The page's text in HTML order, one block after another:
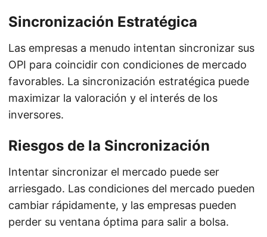
Sincronización Estratégica
Las empresas a menudo intentan sincronizar sus
OPI para coincidir con condiciones de mercado
favorables. La sincronización estratégica puede
maximizar la valoración y el interés de los
inversores.
Riesgos de la Sincronización
Intentar sincronizar el mercado puede ser
arriesgado. Las condiciones del mercado pueden
cambiar rápidamente, y las empresas pueden
perder su ventana óptima para salir a bolsa.